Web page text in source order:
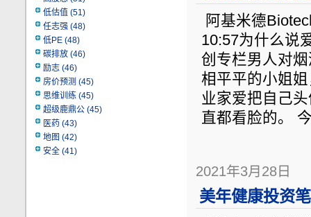
低估值 (51)
任志强 (48)
低PE (48)
碳排放 (46)
励志 (46)
房价预测 (45)
思维训练 (45)
超级鹿鼎公 (45)
医药 (43)
地图 (42)
安全 (41)
阿基米德
10:57为什么说
创专栏男人对
相平平的小姐
业家爱把自己
直都看脸的。
2021年3月28日
美年健康投资